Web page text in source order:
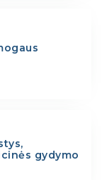
gydymo